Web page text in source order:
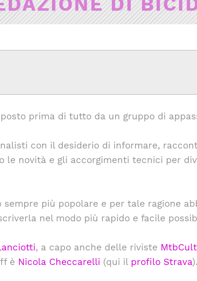
prima di tutto da un gruppo di
con il desiderio di informare,
le novità e gli accorgimenti tecnici per
più popolare e per tale ragione
nel modo più rapido e facile
, a capo anche delle riviste
è Nicola Checcarelli (qui il profilo Strava).